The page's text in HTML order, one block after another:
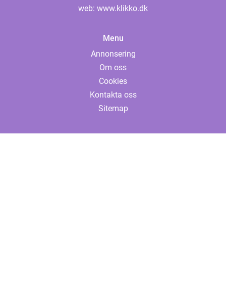
web: www.klikko.dk
Menu
Annonsering
Om oss
Cookies
Kontakta oss
Sitemap